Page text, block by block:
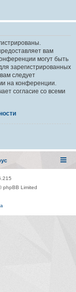
вам
могут быть
зарегистрированных
следует
на конференции.
согласие со всеми
phpBB Limited